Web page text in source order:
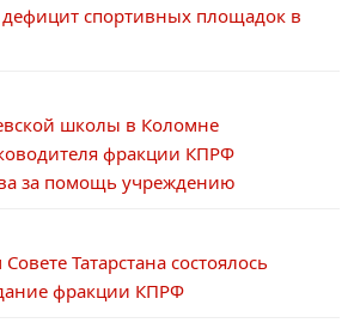
дефицит спортивных площадок в
школы в Коломне
фракции КПРФ
за помощь учреждению
Татарстана состоялось
фракции КПРФ